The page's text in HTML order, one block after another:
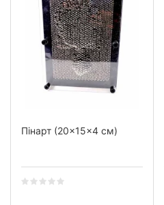
Пінарт (20×15×4 см)